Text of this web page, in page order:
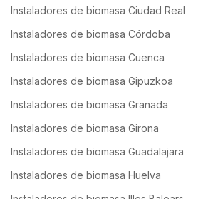
Instaladores de biomasa Ciudad Real
Instaladores de biomasa Córdoba
Instaladores de biomasa Cuenca
Instaladores de biomasa Gipuzkoa
Instaladores de biomasa Granada
Instaladores de biomasa Girona
Instaladores de biomasa Guadalajara
Instaladores de biomasa Huelva